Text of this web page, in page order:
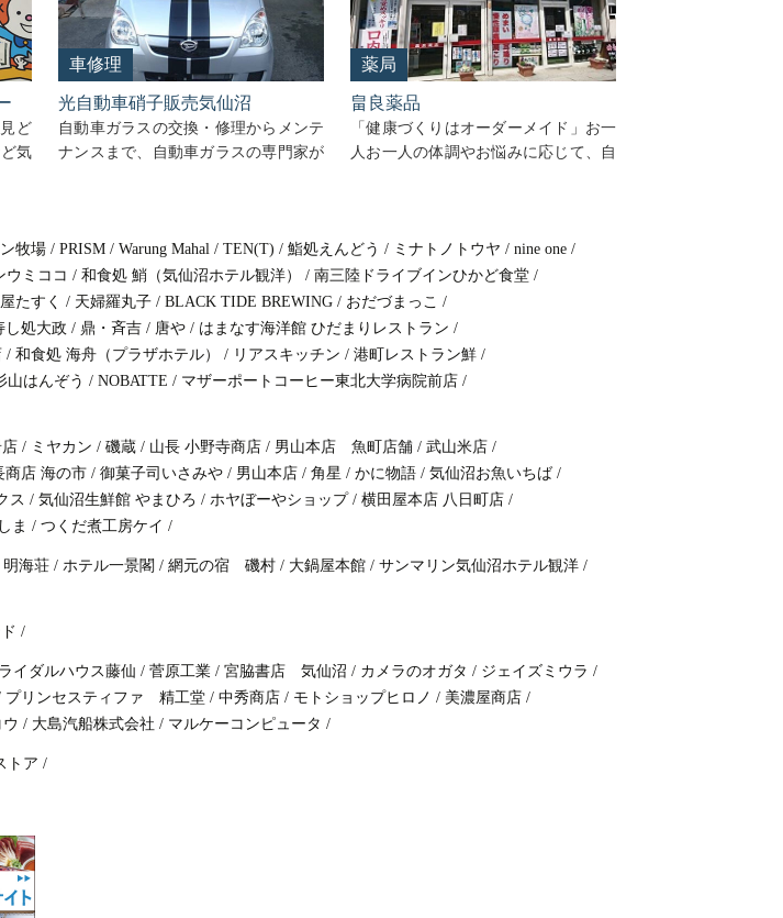
ど
気
い
車修理
光自動車硝子販売気仙沼
自動車ガラスの交換・修理からメンテ
ナンスまで、自動車ガラスの専門家が
傷磨き ヘッドライトリペア カーラッ
ピング
薬局
畠良薬品
「健康づくりはオーダーメイド」お一
人お一人の体調やお悩みに応じて、自
う感じで、いろんな相談にのってくれ
ます。特に疲れ …
Continue reading
薬
牧場 / PRISM / Warung Mahal / TEN(T) / 鮨処えんどう / ミナトノトウヤ / nine one /
ミココ / 和食処 鮹（気仙沼ホテル観洋） / 南三陸ドライブインひかど食堂 /
たすく / 天婦羅丸子 / BLACK TIDE BREWING / おだづまっこ /
し処大政 / 鼎・斉吉 / 唐や / はまなす海洋館 ひだまりレストラン /
/ 和食処 海舟（プラザホテル） / リアスキッチン / 港町レストラン鮮 /
山はんぞう / NOBATTE / マザーポートコーヒー東北大学病院前店 /
/ ミヤカン / 磯蔵 / 山長 小野寺商店 / 男山本店 魚町店舗 / 武山米店 /
商店 海の市 / 御菓子司いさみや / 男山本店 / 角星 / かに物語 / 気仙沼お魚いちば/
ス / 気仙沼生鮮館 やまひろ / ホヤぼーやショップ/ 横田屋本店 八日町店 /
ま / つくだ煮工房ケイ /
海荘 / ホテル一景閣 / 網元の宿 磯村 / 大鍋屋本館 / サンマリン気仙沼ホテル観洋 /
/
イダルハウス藤仙 / 菅原工業 / 宮脇書店 気仙沼 / カメラのオガタ / ジェイズミウラ /
プリンセスティファ 精工堂 / 中秀商店 / モトショップヒロノ / 美濃屋商店 /
/ 大島汽船株式会社 / マルケーコンピュータ /
トア /